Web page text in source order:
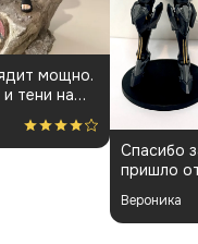
мощно.
тени на
быстро
Спасибо
пришло
покраску
Вероника